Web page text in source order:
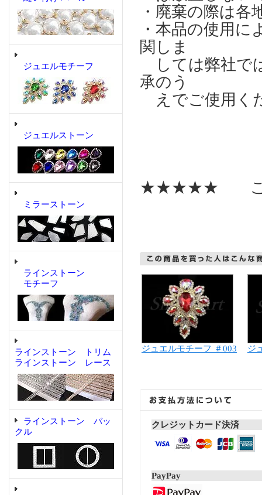
ジュエルモチーフ
ジュエルストーン
ミラーストーン
ラインストーン
モチーフ
ラインストーン トリム
ラインストーン レース
ラインストーン バッ
クル
・廃棄の際は
・本品の使用
関しま
しては弊社で
承のう
えでご使用く
★★★★★ こ
ジュエルモチーフ ＃003 ジ
クレジットカード決済
PayPay